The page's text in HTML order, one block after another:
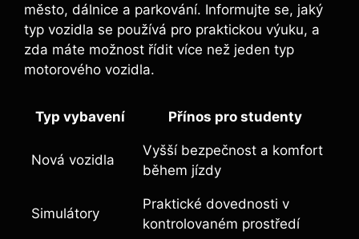
město, dálnice a parkování. Informujte se, jaký
typ vozidla se používá pro praktickou výuku, a
zda máte možnost řídit více než jeden typ
motorového vozidla.
Typ vybavení Přínos pro studenty
Nová vozidla
Vyšší bezpečnost a komfort
během jízdy
Simulátory
Praktické dovednosti v
kontrolovaném prostředí